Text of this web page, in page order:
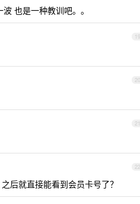
也是一种教训吧。。
19
20
21
22
后就直接能看到会员卡号了？